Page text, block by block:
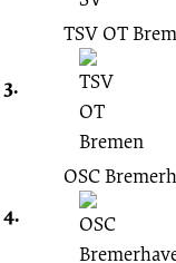
1999/
Bremen)
3.
TSV OT
4.
OSC